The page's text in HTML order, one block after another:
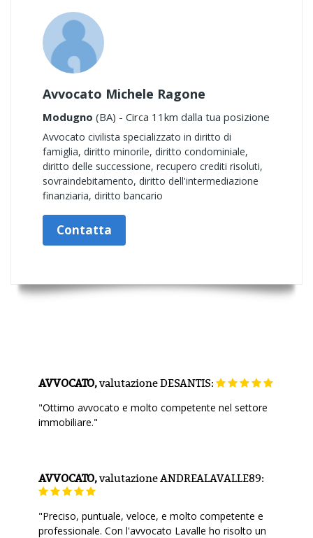
Avvocato Michele Ragone
Modugno (BA) - Circa 11km dalla tua posizione
Avvocato civilista specializzato in diritto di
famiglia, diritto minorile, diritto condominiale,
diritto delle successione, recupero crediti risoluti,
sovraindebitamento, diritto dell'intermediazione
finanziaria, diritto bancario
Contatta
AVVOCATO,valutazioneDESANTIS:
"Ottimo avvocato e molto competente nel settore
immobiliare."
AVVOCATO,valutazioneANDREALAVALLE89:
"Preciso, puntuale, veloce, e molto competente e
professionale. Con l'avvocato Lavalle ho risolto un